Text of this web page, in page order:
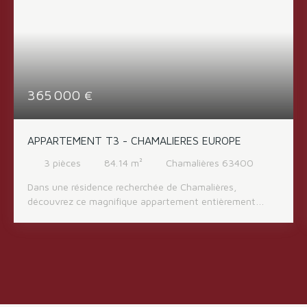
365 000 €
APPARTEMENT T3 - CHAMALIERES EUROPE
3 pièces 84.14 m² Chamalières 63400
Dans une résidence recherchée de Chamalières,
découvrez ce magnifique appartement entièrement
bénéficient d’un accès direct au balcon, apportant une